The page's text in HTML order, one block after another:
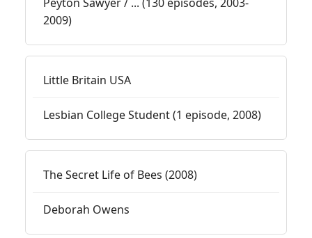
2009)
Little Britain USA
Lesbian College Student (1 episode, 2008)
The Secret Life of Bees (2008)
Deborah Owens